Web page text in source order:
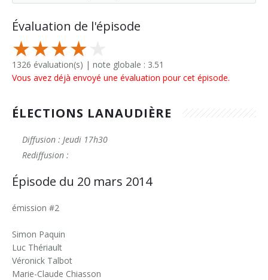
Évaluation de l'épisode
1326 évaluation(s) | note globale : 3.51
Vous avez déjà envoyé une évaluation pour cet épisode.
ÉLECTIONS LANAUDIÈRE
Diffusion : Jeudi 17h30
Rediffusion :
Épisode du 20 mars 2014
émission #2
Simon Paquin
Luc Thériault
Véronick Talbot
Marie-Claude Chiasson